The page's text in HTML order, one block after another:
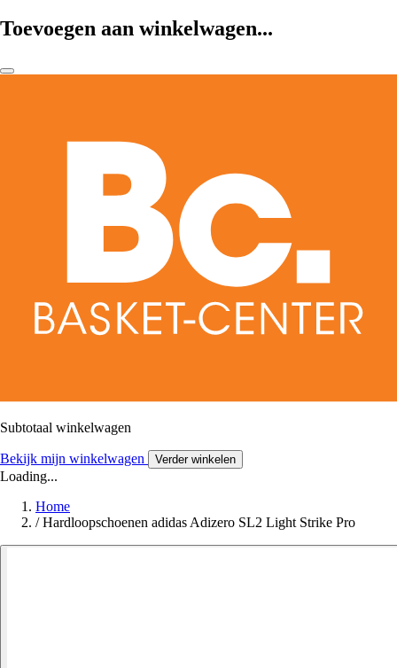
Toevoegen aan winkelwagen...
Subtotaal winkelwagen
Bekijk mijn winkelwagen Verder winkelen
Loading...
Home
/ Hardloopschoenen adidas Adizero SL2 Light Strike Pro